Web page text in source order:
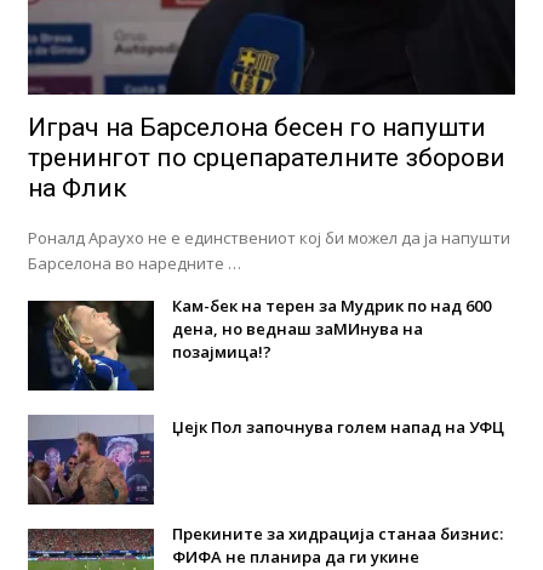
Играч на Барселона бесен го напушти
тренингот по срцепарателните зборови
на Флик
Роналд Араухо не е единствениот кој би можел да ја напушти
Барселона во наредните …
Кам-бек на терен за Мудрик по над 600
дена, но веднаш заМИнува на
позајмица!?
Џејк Пол започнува голем напад на УФЦ
Прекините за хидрација станаа бизнис:
ФИФА не планира да ги укине